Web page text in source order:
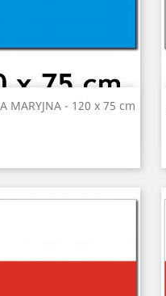
MARYJNA - 120 x 75 cm
Szybki podgląd